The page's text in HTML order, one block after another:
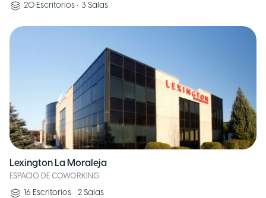
20 Escritorios • 3 Salas
Lexington La Moraleja
ESPACIO DE COWORKING
16 Escritorios • 2 Salas